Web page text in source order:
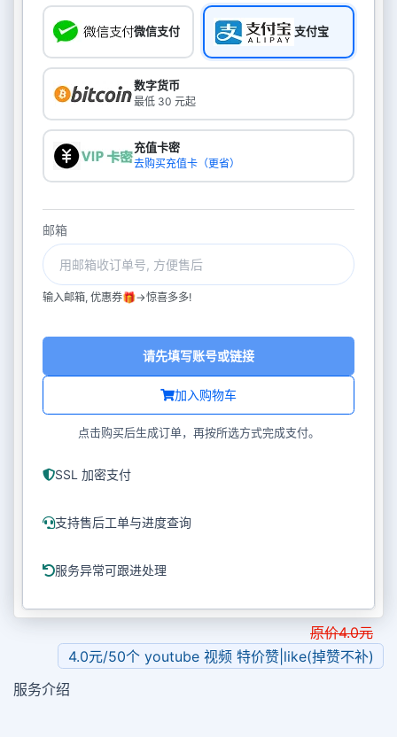
微信支付 支付宝
数字货币
最低 30 元起
充值卡密
去购买充值卡（更省）
邮箱
输入邮箱, 优惠券🎁->惊喜多多!
加入购物车
请先填写账号或链接
点击购买后生成订单，再按所选方式完成支付。
SSL 加密支付
支持售后工单与进度查询
服务异常可跟进处理
原价4.0元
4.0元/50个 youtube 视频 特价赞|like(掉赞不补)
服务介绍